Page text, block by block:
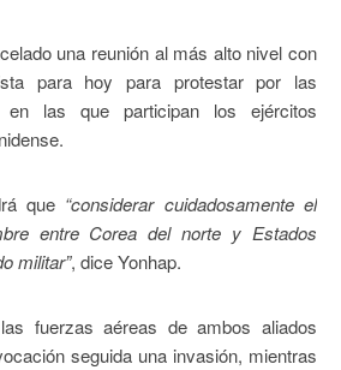
una reunión al más alto nivel con
para hoy para protestar por las
en las que participan los ejércitos
que “considerar cuidadosamente el
entre Corea del norte y Estados
militar”, dice Yonhap.
fuerzas aéreas de ambos aliados
seguida una invasión, mientras